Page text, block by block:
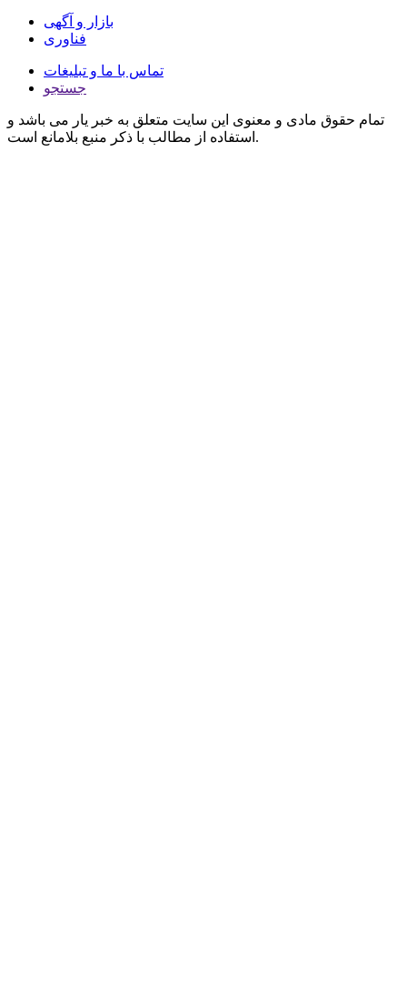
بازار و آگهی
فناوری
تماس با ما و تبلیغات
جستجو
تمام حقوق مادی و معنوی این سایت متعلق به خبر یار می باشد و
استفاده از مطالب با ذکر منبع بلامانع است.